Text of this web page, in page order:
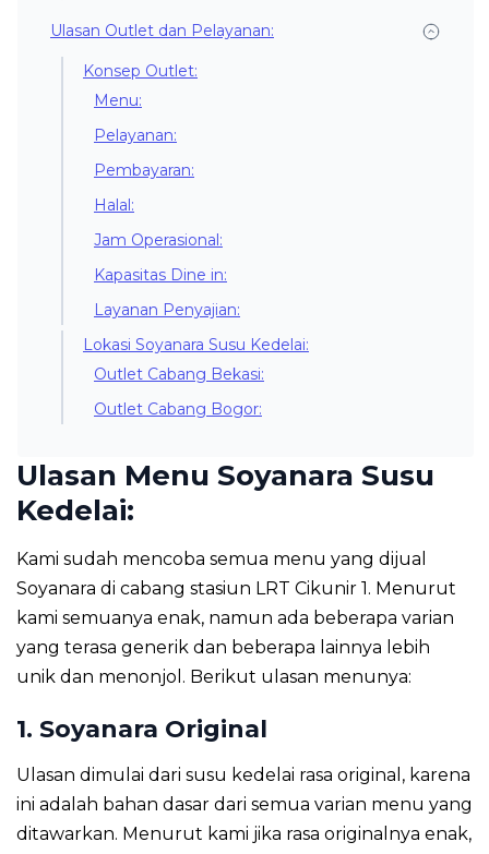
Ulasan Outlet dan Pelayanan:
Konsep Outlet:
Menu:
Pelayanan:
Pembayaran:
Halal:
Jam Operasional:
Kapasitas Dine in:
Layanan Penyajian:
Lokasi Soyanara Susu Kedelai:
Outlet Cabang Bekasi:
Outlet Cabang Bogor:
Ulasan Menu Soyanara Susu
Kedelai:
Kami sudah mencoba semua menu yang dijual
Soyanara di cabang stasiun LRT Cikunir 1. Menurut
kami semuanya enak, namun ada beberapa varian
yang terasa generik dan beberapa lainnya lebih
unik dan menonjol. Berikut ulasan menunya:
1. Soyanara Original
Ulasan dimulai dari susu kedelai rasa original, karena
ini adalah bahan dasar dari semua varian menu yang
ditawarkan. Menurut kami jika rasa originalnya enak,